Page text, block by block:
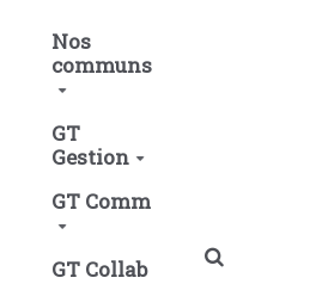
Nos
communs
GT
Gestion
GT Comm
GT Collab